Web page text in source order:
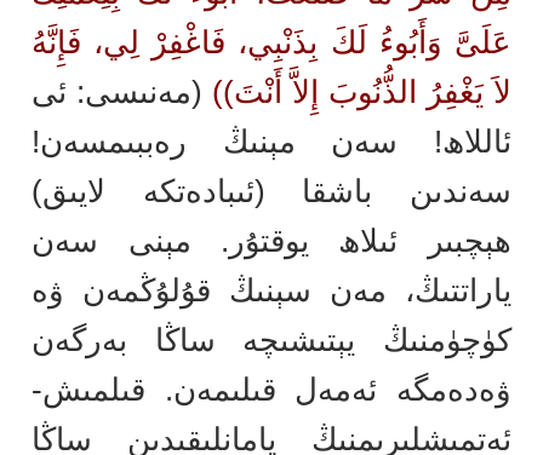
عَلَىَّ وَأَبُوءُ لَكَ بِذَنْبِي، فَاغْفِرْ لِي، فَإِنَّهُ
لاَ يَغْفِرُ الذُّنُوبَ إِلاَّ أَنْتَ)) (مەنىسى: ئى
ئاللاھ! سەن مېنىڭ رەببىمسەن!
سەندىن باشقا (ئىبادەتكە لايىق)
ھېچبىر ئىلاھ يوقتۇر. مېنى سەن
ياراتتىڭ، مەن سېنىڭ قۇلۇڭمەن ۋە
كۈچۈمنىڭ يېتىشىچە ساڭا بەرگەن
ۋەدەمگە ئەمەل قىلىمەن. قىلمىش-
ئەتمىشلىرىمنىڭ يامانلىقىدىن ساڭا